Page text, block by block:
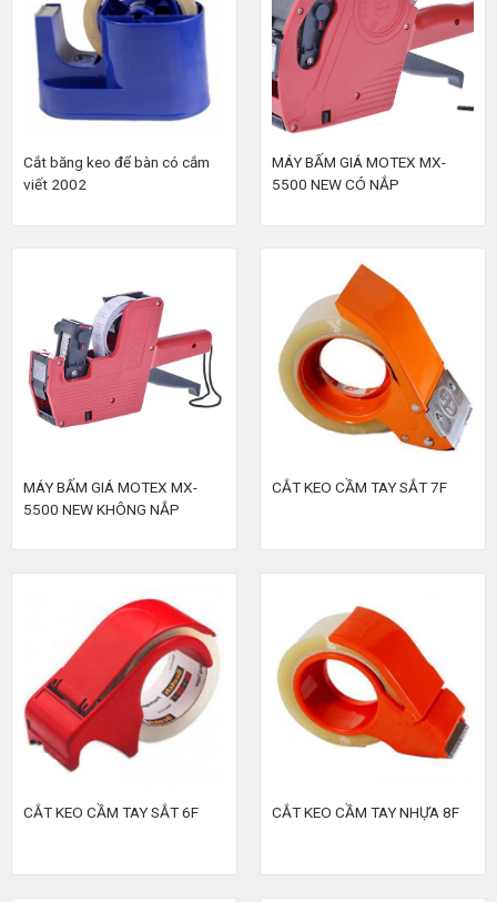
Cắt băng keo để bàn có cắm
viết 2002
MÁY BẤM GIÁ MOTEX MX-
5500 NEW CÓ NẮP
MÁY BẤM GIÁ MOTEX MX-
5500 NEW KHÔNG NẮP
CẮT KEO CẦM TAY SẮT 7F
CẮT KEO CẦM TAY SẮT 6F CẮT KEO CẦM TAY NHỰA 8F